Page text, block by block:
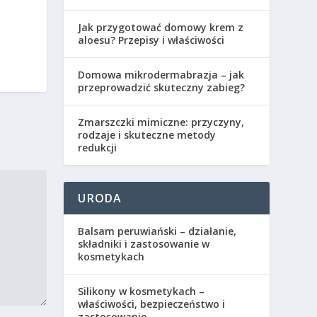
Jak przygotować domowy krem z
aloesu? Przepisy i właściwości
Domowa mikrodermabrazja – jak
przeprowadzić skuteczny zabieg?
Zmarszczki mimiczne: przyczyny,
rodzaje i skuteczne metody
redukcji
URODA
Balsam peruwiański – działanie,
składniki i zastosowanie w
kosmetykach
Silikony w kosmetykach –
właściwości, bezpieczeństwo i